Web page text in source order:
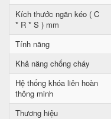
Kích thước ngăn kéo ( C
* R * S ) mm
Tính năng
Khả năng chống cháy
Hệ thống khóa liên hoàn
thông minh
Thương hiệu